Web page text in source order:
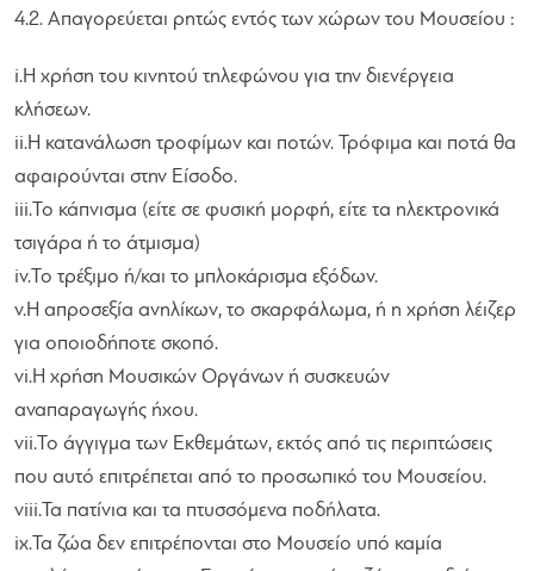
4.2. Απαγορεύεται ρητώς εντός των χώρων του Μουσείου :
i.Η χρήση του κινητού τηλεφώνου για την διενέργεια
κλήσεων.
ii.Η κατανάλωση τροφίμων και ποτών. Τρόφιμα και ποτά θα
αφαιρούνται στην Είσοδο.
iii.Το κάπνισμα (είτε σε φυσική μορφή, είτε τα ηλεκτρονικά
τσιγάρα ή το άτμισμα)
iv.Το τρέξιμο ή/και το μπλοκάρισμα εξόδων.
v.Η απροσεξία ανηλίκων, το σκαρφάλωμα, ή η χρήση λέιζερ
για οποιοδήποτε σκοπό.
vi.Η χρήση Μουσικών Οργάνων ή συσκευών
αναπαραγωγής ήχου.
vii.Το άγγιγμα των Εκθεμάτων, εκτός από τις περιπτώσεις
που αυτό επιτρέπεται από το προσωπικό του Μουσείου.
viii.Τα πατίνια και τα πτυσσόμενα ποδήλατα.
ix.Τα ζώα δεν επιτρέπονται στο Μουσείο υπό καμία